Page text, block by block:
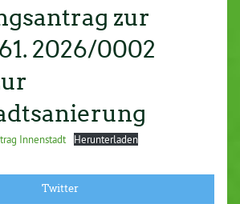
zur
2026/0002
Innenstadt Herunterladen
Twitter